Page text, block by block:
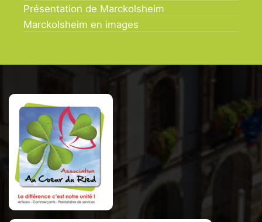
Présentation de Marckolsheim
Marckolsheim en images